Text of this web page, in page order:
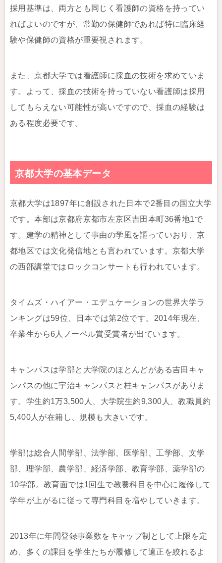
採用基準は、両方とも同じく看護師の資格を持ってい
ればよいのですが、常勤の保健師であれば特に臨床経
験や保健師の資格が重要視されます。
また、京都大学では看護師に採血の技術を求めていま
す。よって、採血の技術を持っていない看護師は採用
してもらえない可能性が高いですので、採血の経験は
ある程度必要です。
京都大学の基本データ
京都大学は1897年に創設された日本で2番目の国立大学
です。本部は京都府京都市左京区吉田本町36番地1で
す。建学の精神として事由の学風を謳っていおり、京
都地区では文化発信地とも言われています。京都大学
の西部講堂ではロックコンサートも行われています。
タイムズ・ハイアー・エデュケーションの世界大学ラ
ンキングは59位、日本では第2位です。2014年現在、
卒業生から6人ノーベル賞受賞者が出ています。
キャンパスは学部と大学院のほとんどがある吉田キャ
ンパスの他に宇治キャンパスと桂キャンパスがありま
す。学生約1万3,500人、大学院生約9,300人、教職員約
5,400人が在籍し、規模も大きいです。
学部は総合人間学部、法学部、医学部、工学部、文学
部、理学部、農学部、経済学部、教育学部、薬学部の
10学部。教育面では1回生で教養科目を中心に履修して
学年が上がるに従って専門科目を増やしていきます。
2013年に年間登録事業数をキャップ制として上限を定
め、多くの課目を学生たちが履修して適正を絞れるよ